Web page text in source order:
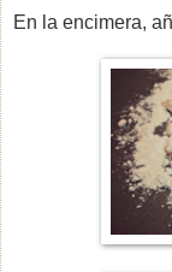
En la encimera,